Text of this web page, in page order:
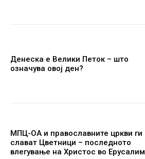
Денеска е Велики Петок – што
означува овој ден?
МПЦ-ОА и православните цркви ги
слават Цветници – последното
влегување на Христос во Ерусалим